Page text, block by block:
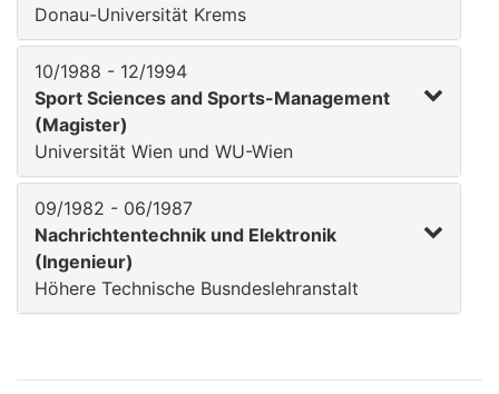
Donau-Universität Krems
10/1988 - 12/1994
Sport Sciences and Sports-Management
(Magister)
Universität Wien und WU-Wien
09/1982 - 06/1987
Nachrichtentechnik und Elektronik
(Ingenieur)
Höhere Technische Busndeslehranstalt